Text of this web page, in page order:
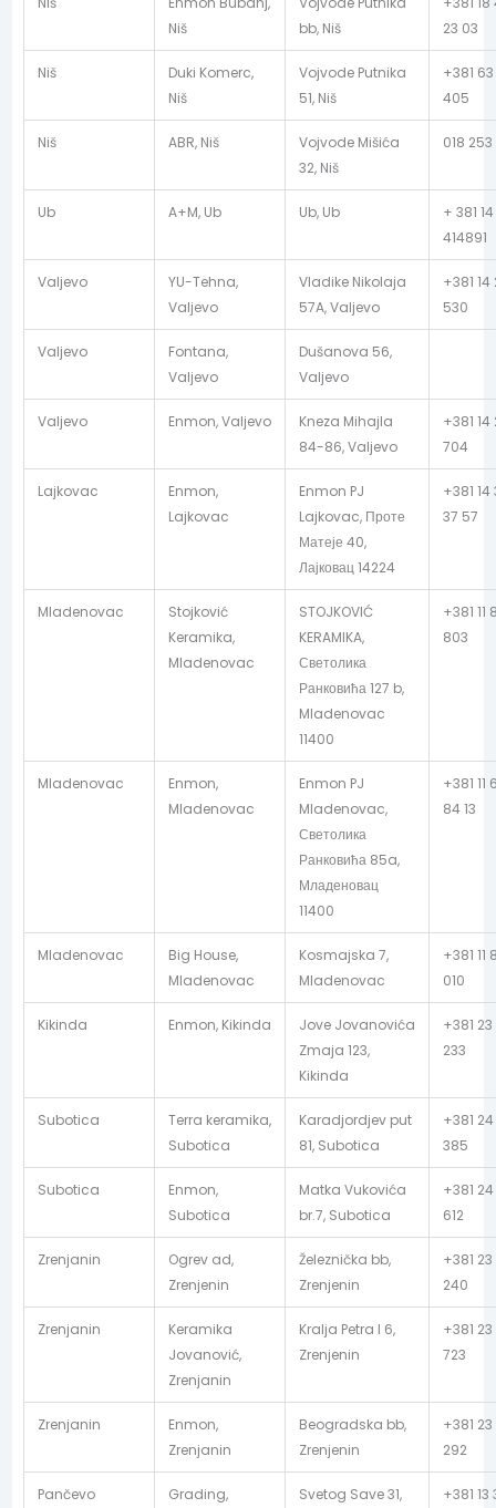
Niš
bb, Niš
23 03
Niš
Duki Komerc,
Niš
Vojvode Putnika
51, Niš
+381
405
Niš ABR, Niš
Vojvode Mišića
32, Niš
018
Ub A+M, Ub Ub, Ub
+ 381 14
414891
Valjevo
YU-Tehna,
Valjevo
Vladike Nikolaja
57A, Valjevo
+381 14
530
Valjevo
Fontana,
Valjevo
Dušanova 56,
Valjevo
Valjevo Enmon, Valjevo
Kneza Mihajla
84-86, Valjevo
+381 14
704
Lajkovac
Enmon,
Lajkovac
Enmon PJ
Lajkovac, Проте
Матеје 40,
Лајковац 14224
+381 14
37 57
Mladenovac
Stojković
Keramika,
Mladenovac
STOJKOVIĆ
KERAMIKA,
Светолика
Ранковића 127 b,
Mladenovac
11400
+381 11
803
Mladenovac
Enmon,
Mladenovac
Enmon PJ
Mladenovac,
Светолика
Ранковића 85a,
Младеновац
11400
+381 11
84 13
Mladenovac
Big House,
Mladenovac
Kosmajska 7,
Mladenovac
+381 11
010
Kikinda Enmon, Kikinda
Jove Jovanovića
Zmaja 123,
Kikinda
+381 23
233
Subotica
Terra keramika,
Subotica
Karadjordjev put
81, Subotica
+381
385
Subotica
Enmon,
Subotica
Matka Vukovića
br.7, Subotica
+381
612
Zrenjanin
Ogrev ad,
Zrenjenin
Železnička bb,
Zrenjenin
+381
240
Zrenjanin
Keramika
Jovanović,
Zrenjanin
Kralja Petra I 6,
Zrenjenin
+381 23
723
Zrenjanin
Enmon,
Zrenjanin
Beogradska bb,
Zrenjenin
+381
292
Pančevo
Grading,
Svetog Save 31,
+381 13